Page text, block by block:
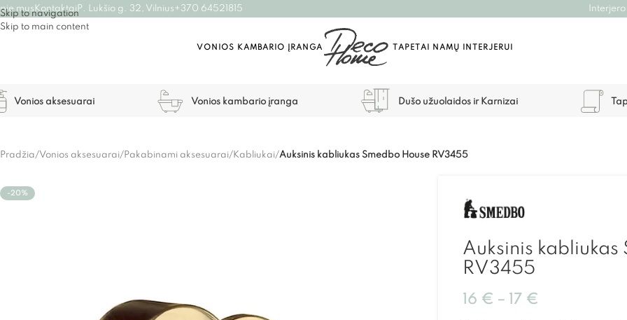
Skip to navigation
Skip to main content
mus Kontaktai P. Lukšio g. 32, Vilnius +370 64521815
VONIOS KAMBARIO ĮRANGA TAPETAI NAMŲ INTERJERUI
Vonios aksesuarai Vonios kambario įranga Dušo užuolaidos ir Karnizai
Pradžia/Vonios aksesuarai/Pakabinami aksesuarai/Kabliukai/Auksinis kabliukas Smedbo House RV3455
-20%
Auksinis kabliukas
RV3455
16 € – 17 €